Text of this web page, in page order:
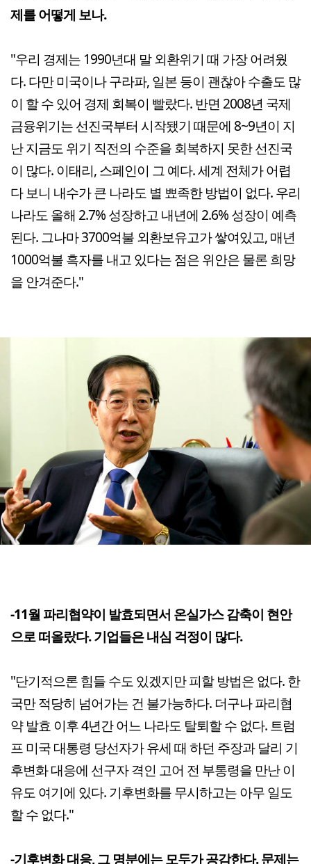
제를 어떻게 보나.
"우리 경제는 1990년대 말 외환위기 때 가장 어려웠
다. 다만 미국이나 구라파, 일본 등이 괜찮아 수출도 많
이 할 수 있어 경제 회복이 빨랐다. 반면 2008년 국제
금융위기는 선진국부터 시작됐기 때문에 8~9년이 지
난 지금도 위기 직전의 수준을 회복하지 못한 선진국
이 많다. 이태리, 스페인이 그 예다. 세계 전체가 어렵
다 보니 내수가 큰 나라도 별 뾰족한 방법이 없다. 우리
나라도 올해 2.7% 성장하고 내년에 2.6% 성장이 예측
된다. 그나마 3700억불 외환보유고가 쌓여있고, 매년
1000억불 흑자를 내고 있다는 점은 위안은 물론 희망
을 안겨준다."
-11월 파리협약이 발효되면서 온실가스 감축이 현안
으로 떠올랐다. 기업들은 내심 걱정이 많다.
"단기적으론 힘들 수도 있겠지만 피할 방법은 없다. 한
국만 적당히 넘어가는 건 불가능하다. 더구나 파리협
약 발효 이후 4년간 어느 나라도 탈퇴할 수 없다. 트럼
프 미국 대통령 당선자가 유세 때 하던 주장과 달리 기
후변화 대응에 선구자 격인 고어 전 부통령을 만난 이
유도 여기에 있다. 기후변화를 무시하고는 아무 일도
할 수 없다."
-기후변화 대응, 그 명분에는 모두가 공감한다. 문제는